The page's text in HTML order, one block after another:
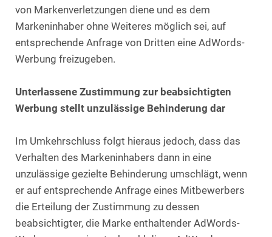
von Markenverletzungen diene und es dem
Markeninhaber ohne Weiteres möglich sei, auf
entsprechende Anfrage von Dritten eine AdWords-
Werbung freizugeben.
Unterlassene Zustimmung zur beabsichtigten
Werbung stellt unzulässige Behinderung dar
Im Umkehrschluss folgt hieraus jedoch, dass das
Verhalten des Markeninhabers dann in eine
unzulässige gezielte Behinderung umschlägt, wenn
er auf entsprechende Anfrage eines Mitbewerbers
die Erteilung der Zustimmung zu dessen
beabsichtigter, die Marke enthaltender AdWords-